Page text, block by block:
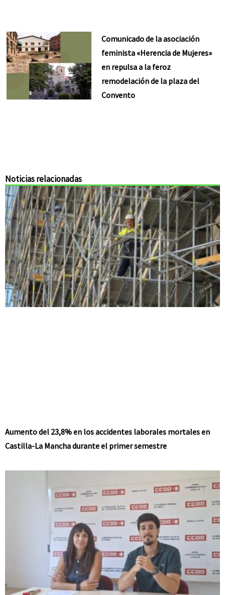
Comunicado de la asociación
feminista «Herencia de Mujeres»
en repulsa a la feroz
remodelación de la plaza del
Convento
Noticias relacionadas
Aumento del 23,8% en los accidentes laborales mortales en
Castilla-La Mancha durante el primer semestre